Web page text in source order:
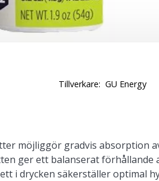
Tillverkare: GU Energy
möjliggör gradvis absorption
ger ett balanserat förhållande
i drycken säkerställer optimal